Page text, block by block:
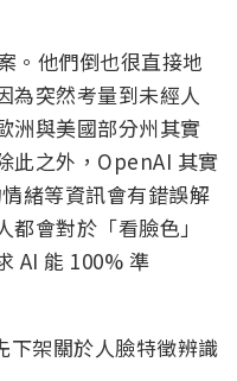
。他們倒也很直接地
為突然考量到未經人
洲與美國部分州其實
此之外，OpenAI 其實
緒等資訊會有錯誤解
會對於「看臉色」
AI 能 100% 準
架關於人臉特徵辨識